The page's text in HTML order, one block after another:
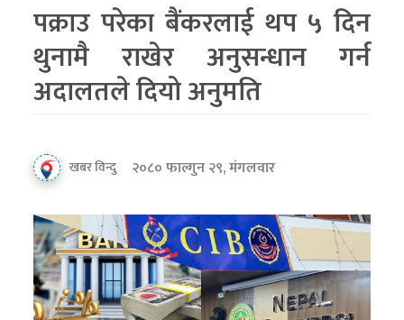
पक्राउ परेका बैंकरलाई थप ५ दिन
थुनामै राखेर अनुसन्धान गर्न
अदालतले दियो अनुमति
खबर विन्दु २०८० फाल्गुन २९, मंगलवार